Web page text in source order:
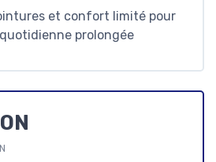
et confort limité pour
prolongée